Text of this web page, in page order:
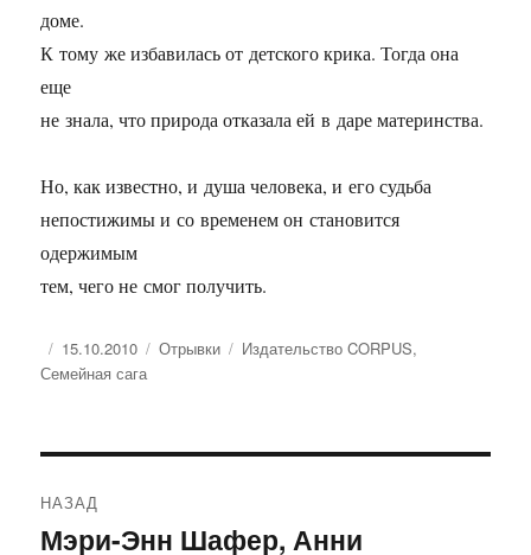
доме.
К тому же избавилась от детского крика. Тогда она
еще
не знала, что природа отказала ей в даре материнства.
Но, как известно, и душа человека, и его судьба
непостижимы и со временем он становится
одержимым
тем, чего не смог получить.
Опубликовано
15.10.2010 Рубрики
Отрывки Метки
Издательство CORPUS,
Семейная сага
по
НАЗАД
Предыдущая
Мэри-Энн Шафер, Анни